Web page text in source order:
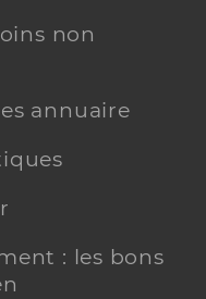
non
annuaire
: les bons